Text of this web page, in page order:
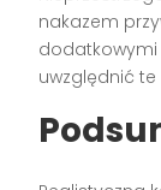
nakazem
dodatkowymi
uwzględnić